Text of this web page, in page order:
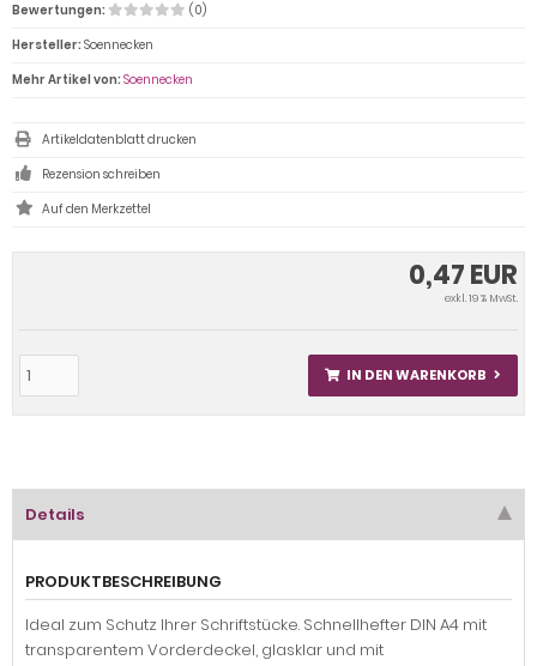
0,47 EUR
exkl. 19 % MwSt.
IN DEN WARENKORB
Bewertungen:
(0)
Hersteller: Soennecken
Mehr Artikel von: Soennecken
Artikeldatenblatt drucken
Rezension schreiben
Details
PRODUKTBESCHREIBUNG
Ideal zum Schutz Ihrer Schriftstücke. Schnellhefter DIN A4 mit
transparentem Vorderdeckel, glasklar und mit